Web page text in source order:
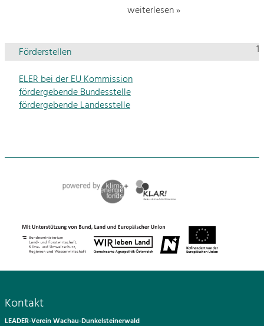
weiterlesen »
1
Förderstellen
ELER bei der EU Kommission
fördergebende Bundesstelle
fördergebende Landesstelle
Kontakt
LEADER-Verein Wachau-Dunkelsteinerwald